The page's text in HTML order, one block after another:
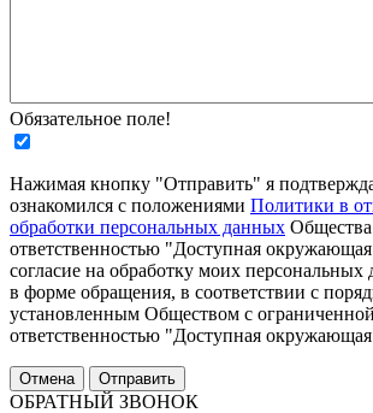
Обязательное поле!
Нажимая кнопку "Отправить" я
ознакомился с положениями Политики в
обработки персональных данных
ответственностью "Доступная
согласие на обработку моих
в форме обращения, в соответствии с
установленным Обществом с ограниченной
ответственностью "Доступная окружающая
ОБРАТНЫЙ ЗВОНОК